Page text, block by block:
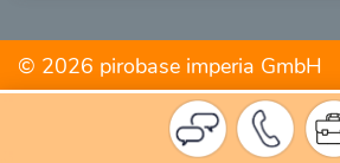
© 2026 pirobase imperia GmbH